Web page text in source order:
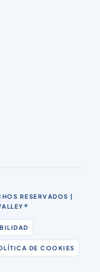
RESERVADOS |
DE COOKIES